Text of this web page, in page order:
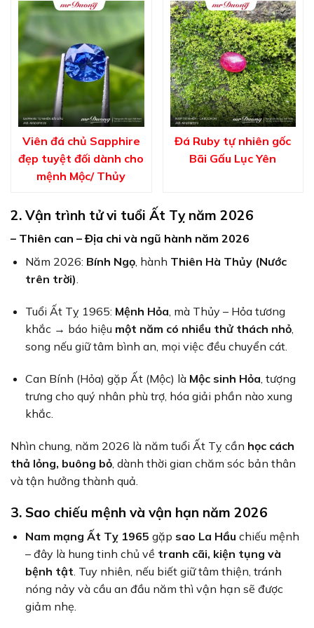
Viên đá chủ Sapphire
đẹp tuyệt đối dành cho
mệnh Mộc/ Thủy
Đá Ruby tự nhiên gốc
Bãi Gấu Lục Yên
2. Vận trình tử vi tuổi Ất Tỵ năm 2026
– Thiên can – Địa chi và ngũ hành năm 2026
Năm 2026: Bính Ngọ, hành Thiên Hà Thủy (Nước
trên trời).
Tuổi Ất Tỵ 1965: Mệnh Hỏa , mà Thủy – Hỏa tương
khắc → báo hiệu một năm có nhiều thử thách nhỏ,
song nếu giữ tâm bình an, mọi việc đều chuyển cát.
Can Bính (Hỏa) gặp Ất (Mộc) là Mộc sinh Hỏa , tượng
trưng cho quý nhân phù trợ, hóa giải phần nào xung
khắc.
Nhìn chung, năm 2026 là năm tuổi Ất Tỵ cần học cách
thả lỏng, buông bỏ , dành thời gian chăm sóc bản thân
và tận hưởng thành quả.
3. Sao chiếu mệnh và vận hạn năm 2026
Nam mạng Ất Tỵ 1965 gặp sao La Hầu chiếu mệnh
– đây là hung tinh chủ về tranh cãi, kiện tụng và
bệnh tật . Tuy nhiên, nếu biết giữ tâm thiện, tránh
nóng nảy và cầu an đầu năm thì vận hạn sẽ được
giảm nhẹ.